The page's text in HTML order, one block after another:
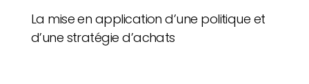
La mise en application d’une politique et
d’une stratégie d’achats